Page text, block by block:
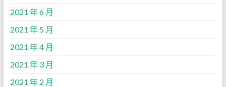
2021 年 6 月
2021 年 5 月
2021 年 4 月
2021 年 3 月
2021 年 2 月